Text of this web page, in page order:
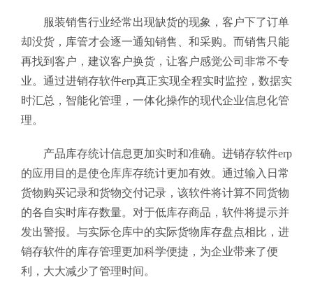
服装销售行业经常出现缺货的现象，客户下了订单
却没货，库管才会逐一通知销售、和采购。而销售只能
再找到客户，建议客户换货，让客户感觉公司非常不专
业。通过进销存软件erp真正实现全程实时监控，数据实
时汇总，智能化管理，一体化操作的现代企业信息化管
理。
产品库存统计信息更加实时和准确。进销存软件erp
的应用目的是使仓库库存统计更加有效。通过输入日常
货物购买记录和货物交付记录，该软件将计算不同货物
的各自实时库存数量。对于低库存商品，软件将提示并
发出警报。与实际仓库中的实际货物库存盘点相比，进
销存软件的库存管理更加科学便捷，为企业带来了便
利，大大减少了管理时间。